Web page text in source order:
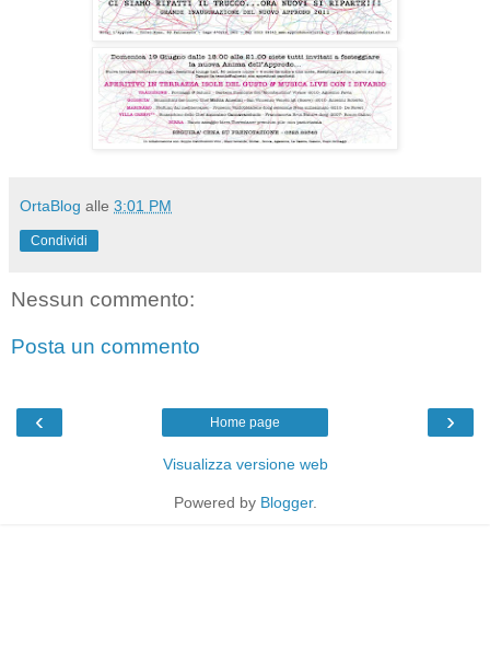
OrtaBlog alle 3:01 PM
Condividi
Nessun commento:
Posta un commento
‹ ›
Home page
Visualizza versione web
Powered by Blogger.